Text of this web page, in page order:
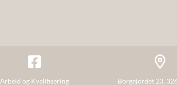
Arbeid og Kvalifisering Borgejordet 23,